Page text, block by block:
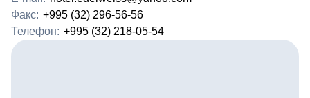
Факс: +995 (32) 296-56-56
Телефон: +995 (32) 218-05-54